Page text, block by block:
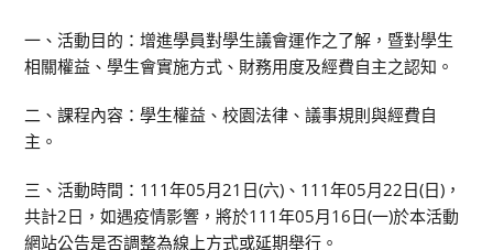
一、活動目的：增進學員對學生議會運作之了解，暨對學生
相關權益、學生會實施方式、財務用度及經費自主之認知。
二、課程內容：學生權益、校園法律、議事規則與經費自
主。
三、活動時間：111年05月21日(六)、111年05月22日(日)，
共計2日，如遇疫情影響，將於111年05月16日(一)於本活動
網站公告是否調整為線上方式或延期舉行。